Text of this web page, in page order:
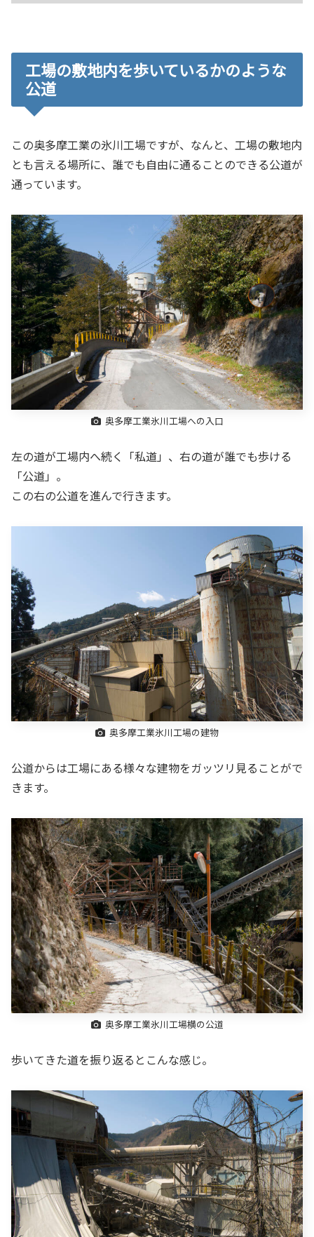
工場の敷地内を歩いているかのような
公道
この奥多摩工業の氷川工場ですが、なんと、工場の敷地内
とも言える場所に、誰でも自由に通ることのできる公道が
通っています。
奥多摩工業氷川工場への入口
左の道が工場内へ続く「私道」、右の道が誰でも歩ける
「公道」。
この右の公道を進んで行きます。
奥多摩工業氷川工場の建物
公道からは工場にある様々な建物をガッツリ見ることがで
きます。
奥多摩工業氷川工場横の公道
歩いてきた道を振り返るとこんな感じ。